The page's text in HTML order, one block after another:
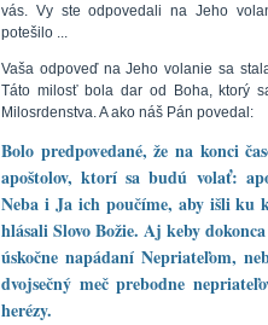
vás. Vy ste odpovedali na Jeho
potešilo ...
Vaša odpoveď na Jeho volanie sa
Táto milosť bola dar od Boha, ktorý
Milosrdenstva. A ako náš Pán povedal:
Bolo predpovedané, že na konci
apoštolov, ktorí sa budú volať:
Neba i Ja ich poučíme, aby išli ku
hlásali Slovo Božie. Aj keby
úskočne napádaní Nepriateľom,
dvojsečný meč prebodne
herézy.